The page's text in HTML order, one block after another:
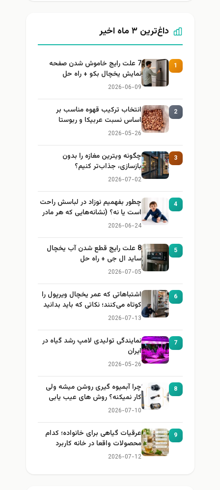
داغ‌ترین ۳ ماه اخیر
7 علت رایج خاموش شدن صفحه
نمایش یخچال بکو + راه حل
2026-06-09
انتخاب ترکیب قهوه مناسب بر
اساس نسبت عربیکا و ربوستا
2026-05-26
چگونه ویترین مغازه را بدون
بازسازی، جذاب‌تر کنیم؟
2026-07-02
چطور بفهمیم نوزاد در لباسش راحت
است یا نه؟ (نشانه‌هایی که هر مادر
باید بداند)
2026-06-24
8 علت رایج قطع شدن آب یخچال
ساید ال جی + راه حل
2026-07-05
اشتباهاتی که عمر یخچال ویرپول را
کوتاه می‌کنند؛ نکاتی که باید بدانید
2026-07-13
نمایندگی تولیدی لامپ رشد گیاه در
ایران
2026-05-26
چرا آبمیوه گیری روشن میشه ولی
کار نمیکنه؟ روش های عیب یابی
2026-07-10
عرقیات گیاهی برای خانواده؛ کدام
محصولات واقعا در خانه کاربرد
دارند؟
2026-07-12